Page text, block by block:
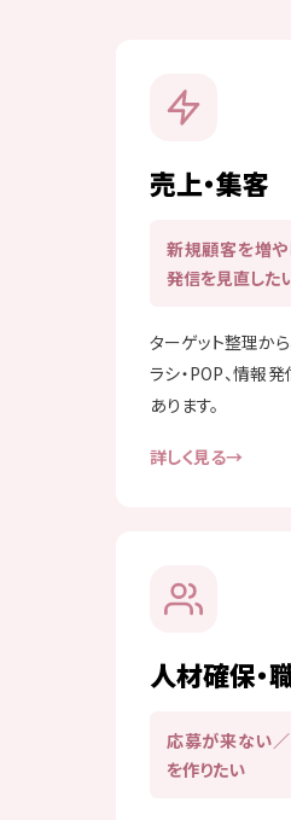
売上・集客
新規顧客を増や
発信を見直した
ターゲット整理か
ラシ・POP、情報
あります。
詳しく見る
人材確保・
応募が来ない
を作りたい